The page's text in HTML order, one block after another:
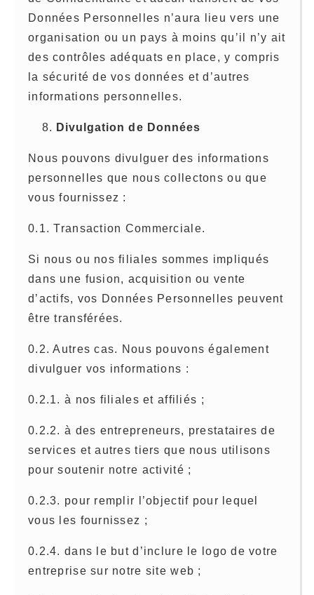
Données Personnelles n’aura lieu vers une
organisation ou un pays à moins qu’il n’y ait
des contrôles adéquats en place, y compris
la sécurité de vos données et d’autres
informations personnelles.
Divulgation de Données
Nous pouvons divulguer des informations
personnelles que nous collectons ou que
vous fournissez :
0.1. Transaction Commerciale.
Si nous ou nos filiales sommes impliqués
dans une fusion, acquisition ou vente
d’actifs, vos Données Personnelles peuvent
être transférées.
0.2. Autres cas. Nous pouvons également
divulguer vos informations :
0.2.1. à nos filiales et affiliés ;
0.2.2. à des entrepreneurs, prestataires de
services et autres tiers que nous utilisons
pour soutenir notre activité ;
0.2.3. pour remplir l’objectif pour lequel
vous les fournissez ;
0.2.4. dans le but d’inclure le logo de votre
entreprise sur notre site web ;